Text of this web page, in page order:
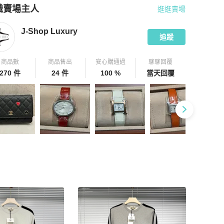
賣場主人
拍拍圈嚴選賣家
逛逛賣場
J-Shop Luxury
追蹤
商品數
件
商品售出
24 件
安心購通過
100 %
聊聊回覆
當天回覆